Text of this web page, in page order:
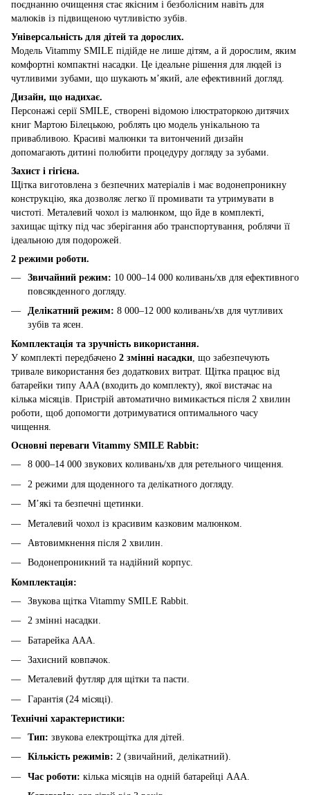
поєднанню очищення стає якісним і безболісним навіть для
малюків із підвищеною чутливістю зубів.
Універсальність для дітей та дорослих.
Модель Vitammy SMILE підійде не лише дітям, а й дорослим, яким
комфортні компактні насадки. Це ідеальне рішення для людей із
чутливими зубами, що шукають м’який, але ефективний догляд.
Дизайн, що надихає.
Персонажі серії SMILE, створені відомою ілюстраторкою дитячих
книг Мартою Білецькою, роблять цю модель унікальною та
привабливою. Красиві малюнки та витончений дизайн
допомагають дитині полюбити процедуру догляду за зубами.
Захист і гігієна.
Щітка виготовлена з безпечних матеріалів і має водонепроникну
конструкцію, яка дозволяє легко її промивати та утримувати в
чистоті. Металевий чохол із малюнком, що йде в комплекті,
захищає щітку під час зберігання або транспортування, роблячи її
ідеальною для подорожей.
2 режими роботи.
Звичайний режим: 10 000–14 000 коливань/хв для ефективного
повсякденного догляду.
Делікатний режим: 8 000–12 000 коливань/хв для чутливих
зубів та ясен.
Комплектація та зручність використання.
У комплекті передбачено 2 змінні насадки, що забезпечують
тривале використання без додаткових витрат. Щітка працює від
батарейки типу AAA (входить до комплекту), якої вистачає на
кілька місяців. Пристрій автоматично вимикається після 2 хвилин
роботи, щоб допомогти дотримуватися оптимального часу
чищення.
Основні переваги Vitammy SMILE Rabbit:
8 000–14 000 звукових коливань/хв для ретельного чищення.
2 режими для щоденного та делікатного догляду.
М’які та безпечні щетинки.
Металевий чохол із красивим казковим малюнком.
Автовимкнення після 2 хвилин.
Водонепроникний та надійний корпус.
Комплектація:
Звукова щітка Vitammy SMILE Rabbit.
2 змінні насадки.
Батарейка AAA.
Захисний ковпачок.
Металевий футляр для щітки та пасти.
Гарантія (24 місяці).
Технічні характеристики:
Тип: звукова електрощітка для дітей.
Кількість режимів: 2 (звичайний, делікатний).
Час роботи: кілька місяців на одній батарейці AAA.